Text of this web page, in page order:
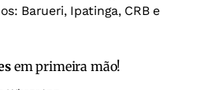
Barueri, Ipatinga, CRB e
em primeira mão!